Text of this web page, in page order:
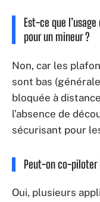
Est-ce que
pour un mineur ?
Non, car les
sont bas
bloquée à
l’absence de
sécurisant pour
Peut-on co-piloter
Oui, plusieurs